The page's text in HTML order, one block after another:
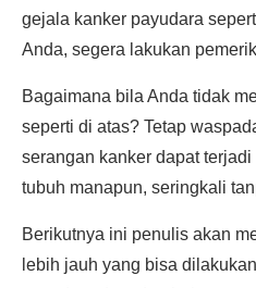
gejala kanker payudara
Anda, segera lakukan
Bagaimana bila Anda tidak
seperti di atas? Tetap
serangan kanker dapat
tubuh manapun, seringkali
Berikutnya ini penulis akan
lebih jauh yang bisa